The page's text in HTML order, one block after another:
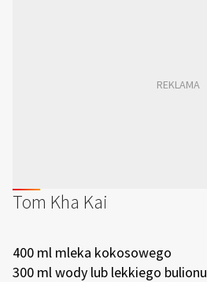
Tom Kha Kai
400 ml mleka kokosowego
300 ml wody lub lekkiego bulionu